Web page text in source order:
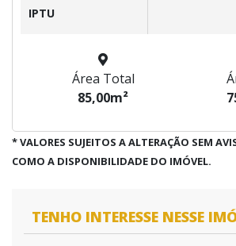
IPTU
Área Total
85,00m²
* VALORES SUJEITOS A ALTERAÇÃO SEM
COMO A DISPONIBILIDADE DO IMÓVEL.
TENHO INTERESSE NESSE